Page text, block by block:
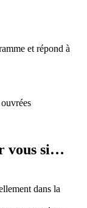
et répond à
vous si…
dans la